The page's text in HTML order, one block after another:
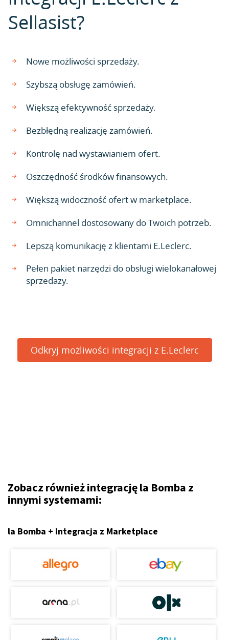
Sellasist?
Nowe możliwości sprzedaży.
Szybszą obsługę zamówień.
Większą efektywność sprzedaży.
Bezbłędną realizację zamówień.
Kontrolę nad wystawianiem ofert.
Oszczędność środków finansowych.
Większą widoczność ofert w marketplace.
Omnichannel dostosowany do Twoich potrzeb.
Lepszą komunikację z klientami E.Leclerc.
Pełen pakiet narzędzi do obsługi wielokanałowej
sprzedaży.
Odkryj możliwości integracji z E.Leclerc
Zobacz również integrację la Bomba z
innymi systemami:
la Bomba + Integracja z Marketplace